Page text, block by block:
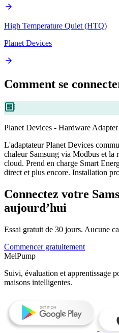
arrow_forward
High Temperature Quiet (HTQ)
Planet Devices
arrow_forward
Comment se
developer_board
Planet Devices - Hardware Adapter
L'adaptateur Planet Devices
chaleur Samsung via Modbus et
cloud. Prend en charge Smart
direct et plus encore. Installation
Connectez votre
aujourd’hui
Essai gratuit de 30 jours. Aucune
Commencer gratuitement
MelPump
Suivi, évaluation et apprentissage
maisons intelligentes.